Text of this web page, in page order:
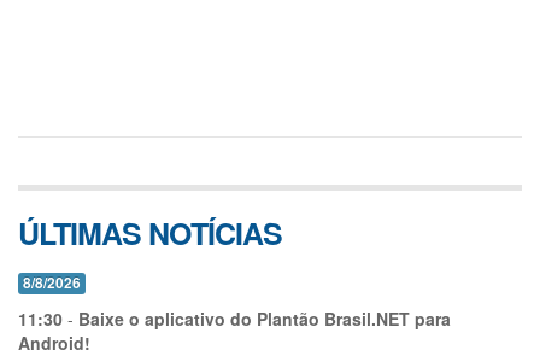
ÚLTIMAS NOTÍCIAS
8/8/2026
11:30 - Baixe o aplicativo do Plantão Brasil.NET para
Android!